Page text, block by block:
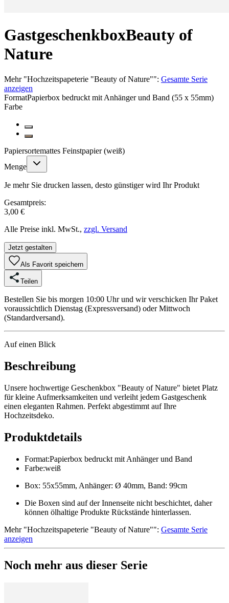
GastgeschenkboxBeauty of
Nature
Mehr"Hochzeitspapeterie "Beauty of Nature"": Gesamte Serie
anzeigen
FormatPapierbox bedruckt mit Anhänger und Band (55 x 55mm)
Farbe
Papiersortemattes Feinstpapier (weiß)
Menge
Je mehr Sie drucken lassen, desto günstiger wird Ihr Produkt
Gesamtpreis:
3,00 €
Alle Preise inkl. MwSt., zzgl. Versand
Jetzt gestalten
Als Favorit speichern
Teilen
Bestellen Sie bis morgen 10:00 Uhr und wir verschicken Ihr Paket
voraussichtlich Dienstag (Expressversand) oder Mittwoch
(Standardversand).
Auf einen Blick
Beschreibung
Unsere hochwertige Geschenkbox "Beauty of Nature" bietet Platz
für kleine Aufmerksamkeiten und verleiht jedem Gastgeschenk
einen eleganten Rahmen. Perfekt abgestimmt auf Ihre
Hochzeitsdeko.
Produktdetails
Format:Papierbox bedruckt mit Anhänger und Band
Farbe:weiß
Box: 55x55mm, Anhänger: Ø 40mm, Band: 99cm
Die Boxen sind auf der Innenseite nicht beschichtet, daher
können ölhaltige Produkte Rückstände hinterlassen.
Mehr"Hochzeitspapeterie "Beauty of Nature"": Gesamte Serie
anzeigen
Noch mehr aus dieser Serie